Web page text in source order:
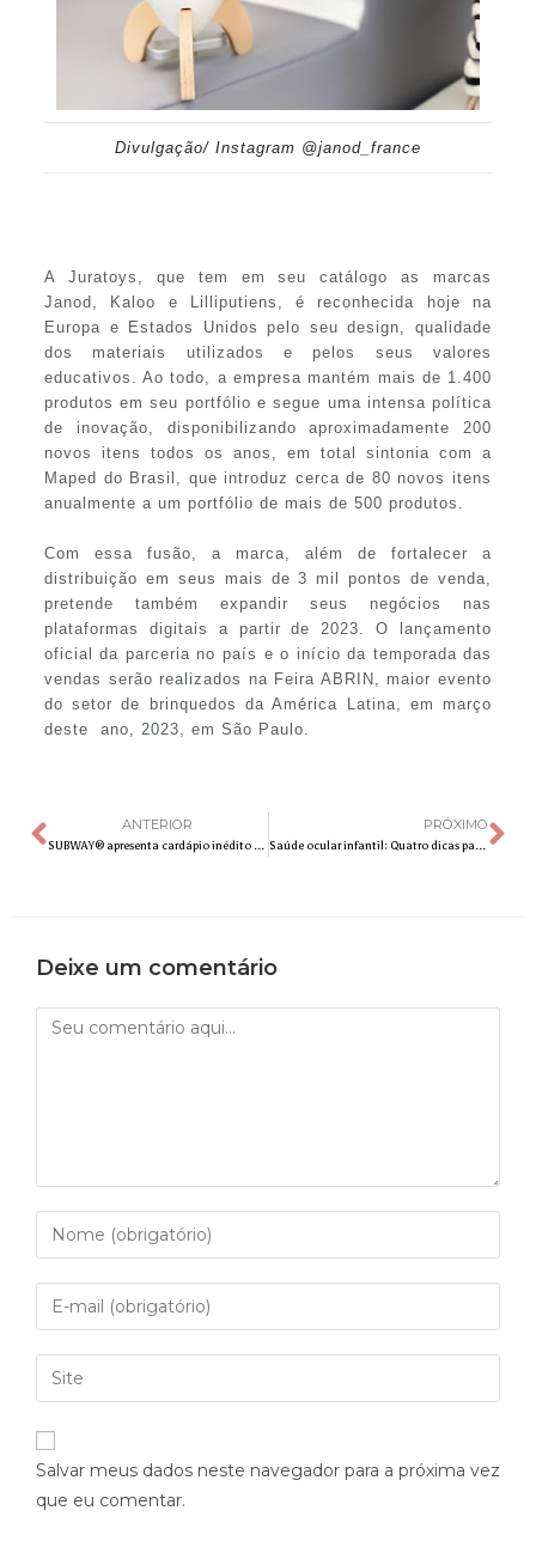
Divulgação/ Instagram @janod_france
A Juratoys, que tem em seu catálogo as marcas
Janod, Kaloo e Lilliputiens, é reconhecida hoje na
Europa e Estados Unidos pelo seu design, qualidade
dos materiais utilizados e pelos seus valores
educativos. Ao todo, a empresa mantém mais de 1.400
produtos em seu portfólio e segue uma intensa política
de inovação, disponibilizando aproximadamente 200
novos itens todos os anos, em total sintonia com a
Maped do Brasil, que introduz cerca de 80 novos itens
anualmente a um portfólio de mais de 500 produtos.
Com essa fusão, a marca, além de fortalecer a
distribuição em seus mais de 3 mil pontos de venda,
pretende também expandir seus negócios nas
plataformas digitais a partir de 2023. O lançamento
oficial da parceria no país e o início da temporada das
vendas serão realizados na Feira ABRIN, maior evento
do setor de brinquedos da América Latina, em março
deste ano, 2023, em São Paulo.
ANTERIOR
SUBWAY® apresenta cardápio inédito de café
PRÓXIMO
Saúde ocular infantil: Quatro dicas para uma volta às aulas mais saudável
Deixe um comentário
Salvar meus dados neste navegador para a próxima vez
que eu comentar.